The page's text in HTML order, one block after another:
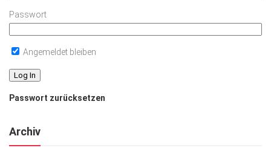
Passwort
Angemeldet bleiben
Passwort zurücksetzen
Archiv